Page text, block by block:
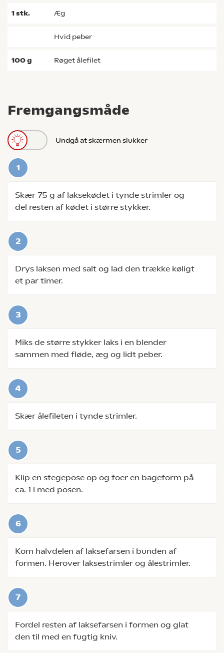
Fremgangsmåde
Undgå at skærmen slukker
Skær 75 g af laksekødet i tynde strimler og
del resten af kødet i større stykker.
Drys laksen med salt og lad den trække køligt
et par timer.
Miks de større stykker laks i en blender
sammen med fløde, æg og lidt peber.
Skær ålefileten i tynde strimler.
Klip en stegepose op og foer en bageform på
ca. 1 l med posen.
Kom halvdelen af laksefarsen i bunden af
formen. Herover laksestrimler og ålestrimler.
Fordel resten af laksefarsen i formen og glat
den til med en fugtig kniv.
1stk. æg
hvid peber
100g røget ålefilet